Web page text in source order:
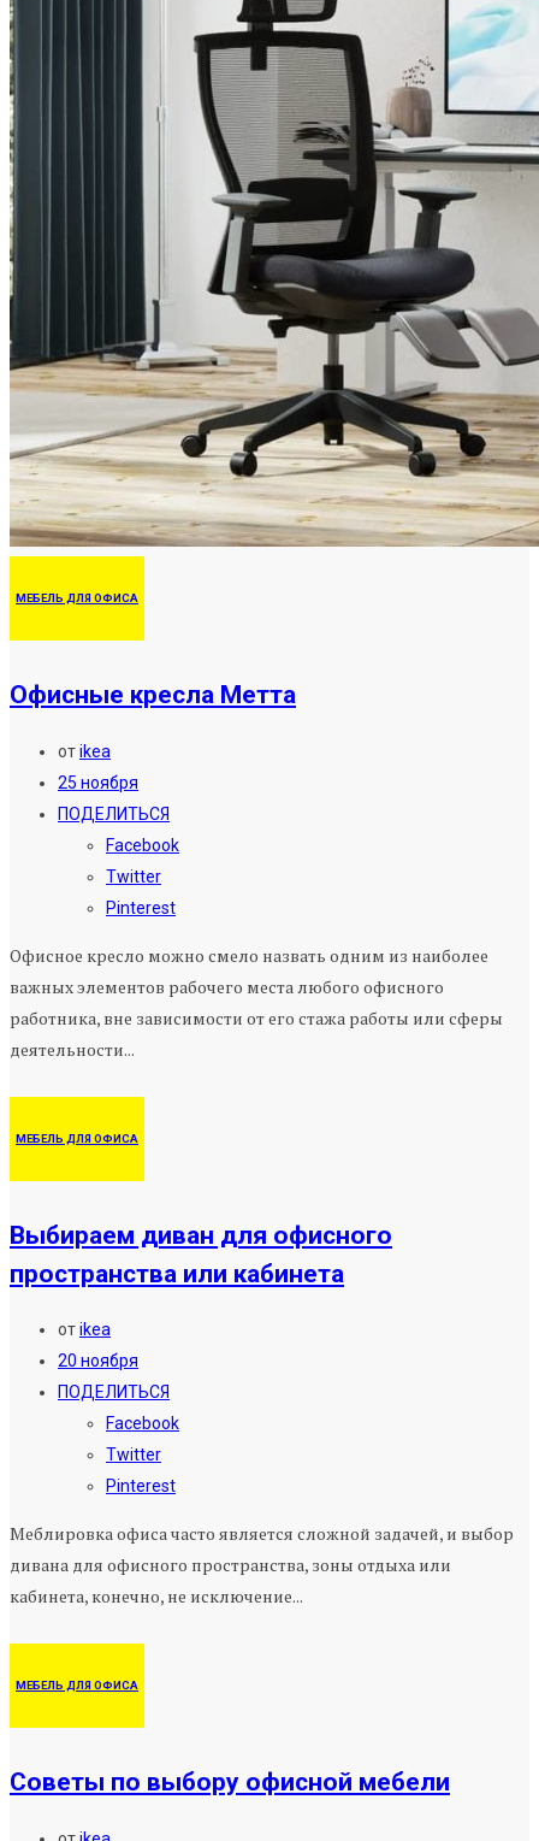
МЕБЕЛЬ ДЛЯ ОФИСА
Офисные кресла Метта
отikea
25 ноября
ПОДЕЛИТЬСЯ
Facebook
Twitter
Pinterest
Офисное кресло можно смело назвать одним из наиболее
важных элементов рабочего места любого офисного
работника, вне зависимости от его стажа работы или сферы
деятельности...
МЕБЕЛЬ ДЛЯ ОФИСА
Выбираем диван для офисного
пространства или кабинета
отikea
20 ноября
ПОДЕЛИТЬСЯ
Facebook
Twitter
Pinterest
Меблировка офиса часто является сложной задачей, и выбор
дивана для офисного пространства, зоны отдыха или
кабинета, конечно, не исключение...
МЕБЕЛЬ ДЛЯ ОФИСА
Советы по выбору офисной мебели